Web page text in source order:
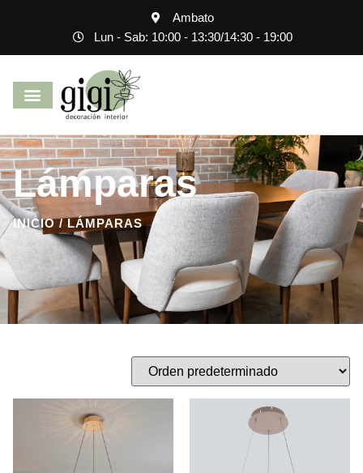
Ambato
Lun - Sab: 10:00 - 13:30/14:30 - 19:00
Lámparas
INICIO/ LÁMPARAS